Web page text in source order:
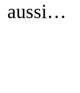
aussi…